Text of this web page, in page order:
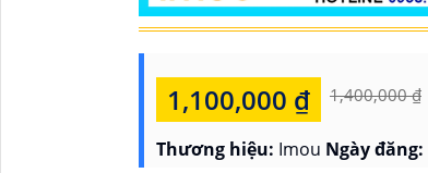
1,100,000 ₫ 1,400,000 ₫
Thương hiệu: Imou Ngày đăng: